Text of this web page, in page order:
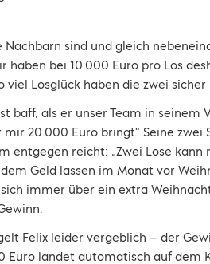
sind und gleich
haben bei 10.000 Euro pro Los
Losglück haben die zwei
baff, als er unser Team in seinem
20.000 Euro bringt.“ Seine zwei
entgegen reicht: „Zwei Lose
Geld lassen im Monat vor
immer über ein extra
Felix leider vergeblich – der
Euro landet automatisch auf